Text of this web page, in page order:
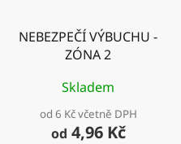
NEBEZPEČÍ VÝBUCHU -
ZÓNA 2
Skladem
od 6 Kč včetně DPH
od 4,96 Kč